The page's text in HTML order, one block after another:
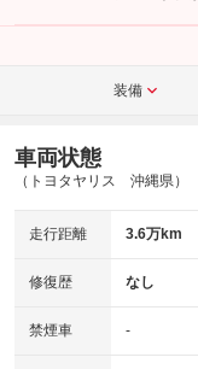
装備
車両状態
（トヨタヤリス 沖縄県）
走行距離 3.6万km
修復歴 なし
禁煙車 -